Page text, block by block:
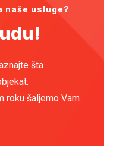
naše usluge?
šta
roku šaljemo Vam